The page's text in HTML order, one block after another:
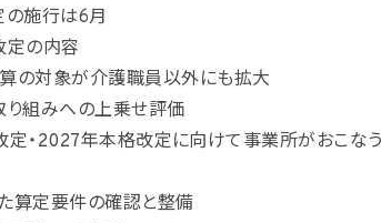
の施行は6月
定の内容
の対象が介護職員以外にも拡大
り組みへの上乗せ評価
・2027年本格改定に向けて事業所がおこな
算定要件の確認と整備